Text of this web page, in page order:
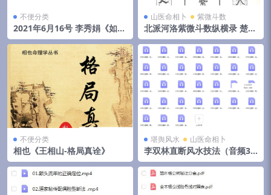
不便分类
2021年6月16号 李秀娟《如何
斗太岁》弟子班面授课
山医命相卜 紫微斗数
北派河洛紫微斗数纵横录 楚天
云阔
不便分类
相也《王相山-格局真诠》
堪舆风水 山医命相卜
李双林直断风水技法（音频31
集）